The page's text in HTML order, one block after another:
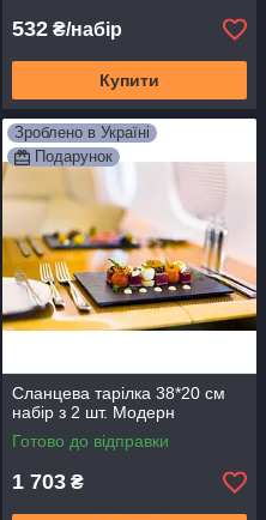
532 ₴/набір
Купити
Зроблено в Україні
Подарунок
Сланцева тарілка 38*20 см
набір з 2 шт. Модерн
Готово до відправки
1 703 ₴